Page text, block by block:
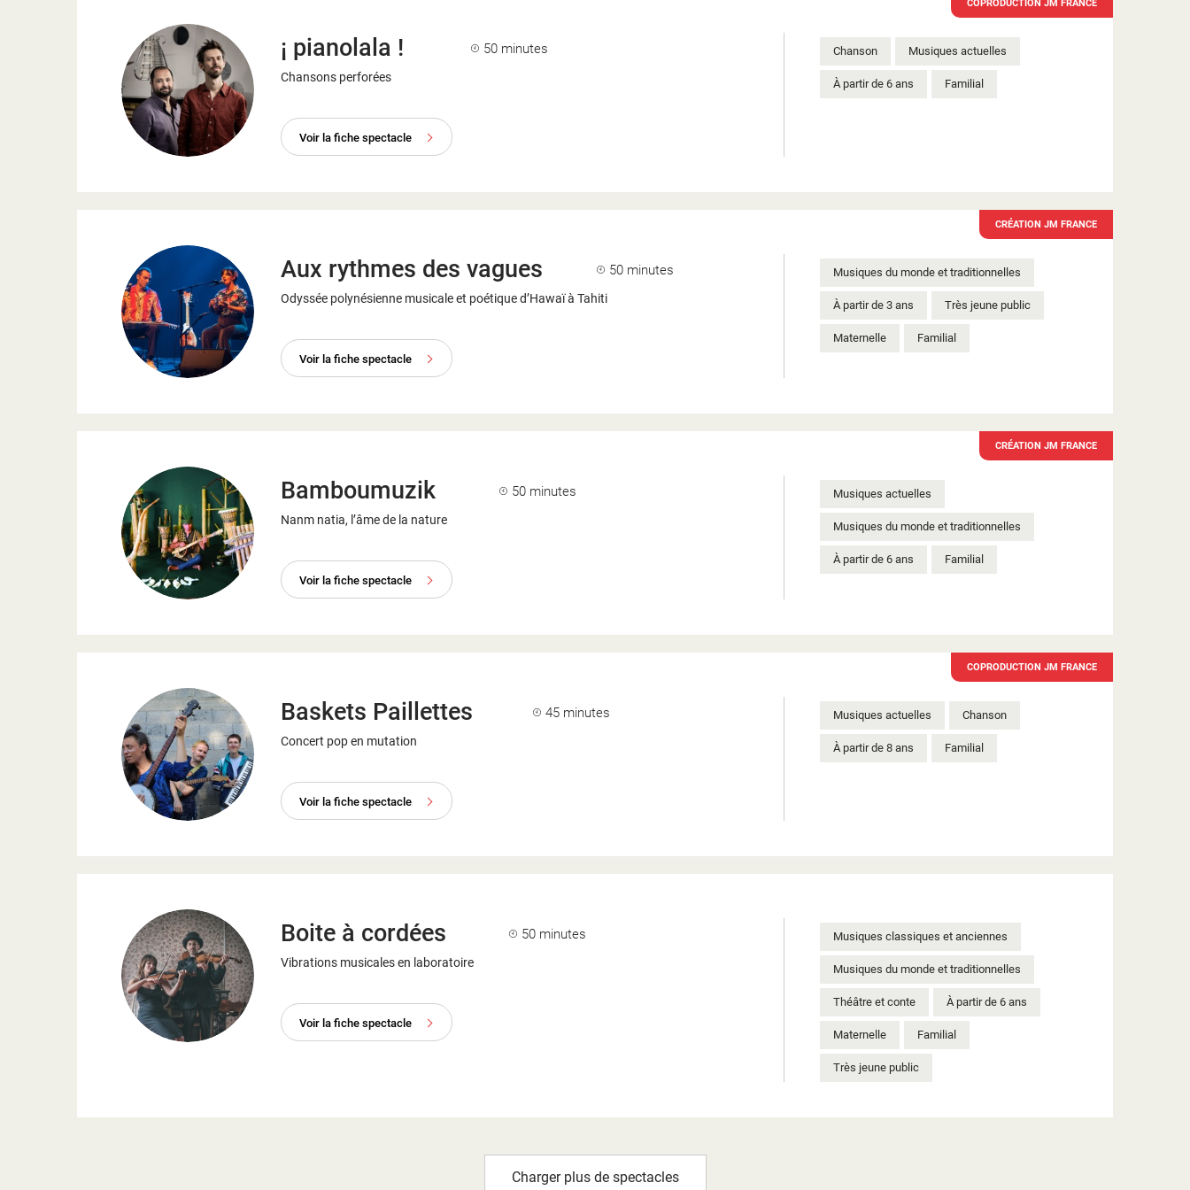
COPRODUCTION JM FRANCE
¡ pianolala ! 50 minutes
Chansons perforées
Voir la fiche spectacle
Chanson Musiques actuelles
À partir de 6 ans Familial
CRÉATION JM FRANCE
Aux rythmes des vagues 50 minutes
Odyssée polynésienne musicale et poétique d’Hawaï à Tahiti
Voir la fiche spectacle
Musiques du monde et traditionnelles
À partir de 3 ans Très jeune public
Maternelle Familial
CRÉATION JM FRANCE
Bamboumuzik 50 minutes
Nanm natia, l’âme de la nature
Voir la fiche spectacle
Musiques actuelles
Musiques du monde et traditionnelles
À partir de 6 ans Familial
COPRODUCTION JM FRANCE
Baskets Paillettes 45 minutes
Concert pop en mutation
Voir la fiche spectacle
Musiques actuelles Chanson
À partir de 8 ans Familial
Boite à cordées 50 minutes
Vibrations musicales en laboratoire
Voir la fiche spectacle
Musiques classiques et anciennes
Musiques du monde et traditionnelles
Théâtre et conte À partir de 6 ans
Maternelle Familial
Très jeune public
Charger plus de spectacles